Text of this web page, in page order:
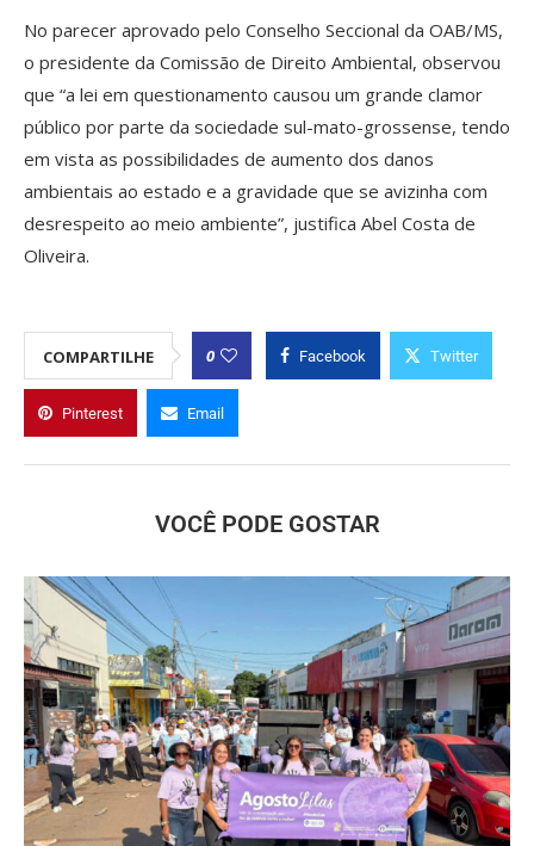
No parecer aprovado pelo Conselho Seccional da OAB/MS,
o presidente da Comissão de Direito Ambiental, observou
que “a lei em questionamento causou um grande clamor
público por parte da sociedade sul-mato-grossense, tendo
em vista as possibilidades de aumento dos danos
ambientais ao estado e a gravidade que se avizinha com
desrespeito ao meio ambiente”, justifica Abel Costa de
Oliveira.
COMPARTILHE 0 Facebook Twitter
Pinterest Email
VOCÊ PODE GOSTAR